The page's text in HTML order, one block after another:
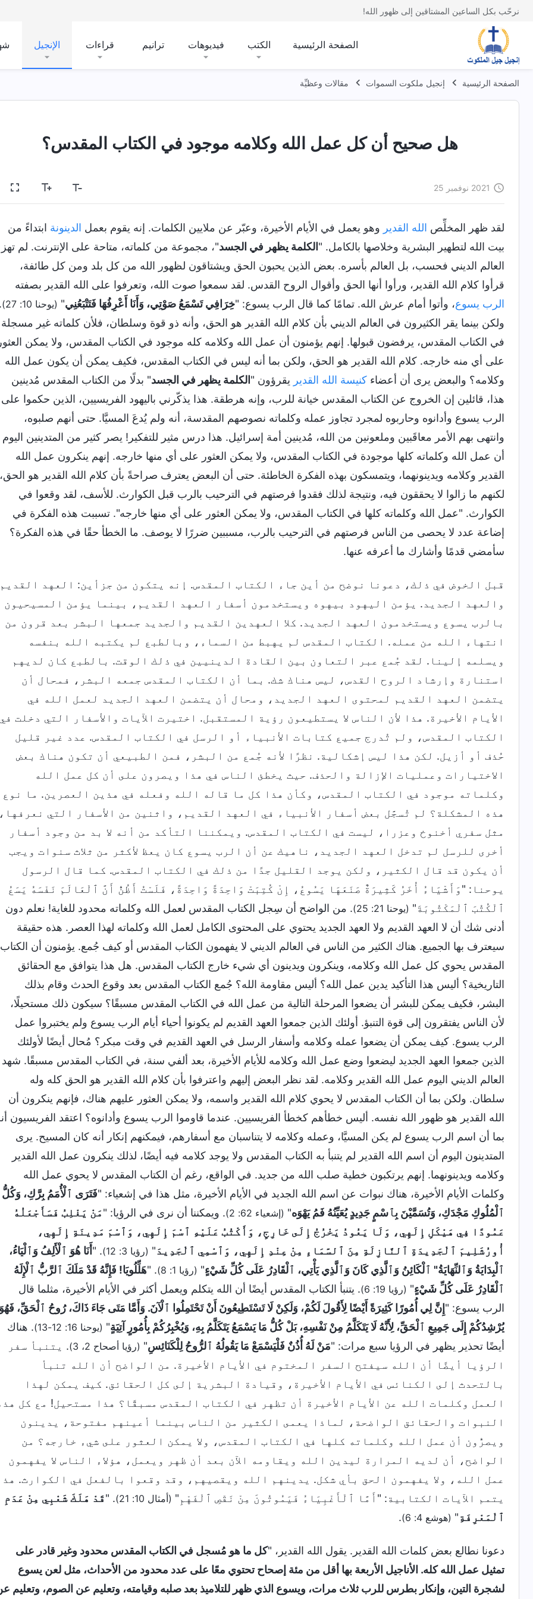
نرحّب بكل الساعين المشتاقين إلى ظهور الله!
الصفحة الرئيسية الكتب فيديوهات ترانيم قراءات الإنجيل
الصفحة الرئيسية إنجيل ملكوت السموات مقالات وعظيِّة
هل صحيح أن كل عمل الله وكلامه موجود في الكتاب المقدس؟
2021 نوفمبر 25
لقد ظهر المخلِّص الله القدير وهو يعمل في الأيام الأخيرة، وعبّر عن ملايين الكلمات. إنه يقوم بعمل الدينونة ابتداءً من
بيت الله لتطهير البشرية وخلاصها بالكامل. " الكلمة يظهر في الجسد"، مجموعة من كلماته، متاحة على الإنترنت. لم تهز
العالم الديني فحسب، بل العالم بأسره. بعض الذين يحبون الحق ويشتاقون لظهور الله من كل بلد ومن كل طائفة،
قرأوا كلام الله القدير، ورأوا أنها الحق وأقوال الروح القدس. لقد سمعوا صوت الله، وتعرفوا على الله القدير بصفته
الرب يسوع، وأتوا أمام عرش الله. تمامًا كما قال الرب يسوع: "خِرَافِي تَسْمَعُ صَوْتِي، وَأَنَا أَعْرِفُهَا فَتَتْبَعُنِي" (يوحنا 10: 27)
ولكن بينما يقر الكثيرون في العالم الديني بأن كلام الله القدير هو الحق، وأنه ذو قوة وسلطان، فلأن كلماته غير مسجلة
في الكتاب المقدس، يرفضون قبولها. إنهم يؤمنون أن عمل الله وكلامه كله موجود في الكتاب المقدس، ولا يمكن
على أي منه خارجه. كلام الله القدير هو الحق، ولكن بما أنه ليس في الكتاب المقدس، فكيف يمكن أن يكون عمل الله
وكلامه؟ والبعض يرى أن أعضاء كنيسة الله القدير يقرؤون " الكلمة يظهر في الجسد" بدلًا من الكتاب المقدس مُدينين
هذا، قائلين إن الخروج عن الكتاب المقدس خيانة للرب، وإنه هرطقة. هذا يذكّرني باليهود الفريسيين، الذين حكموا على
الرب يسوع وأدانوه وحاربوه لمجرد تجاوز عمله وكلماته نصوصهم المقدسة، أنه ولم يُدعَ المسيَّا. حتى أنهم صلبوه،
وانتهى بهم الأمر معاقَبين وملعونين من الله، مُدينين أمة إسرائيل. هذا درس مثير للتفكير! يصر كثير من المتدينين اليوم
أن عمل الله وكلماته كلها موجودة في الكتاب المقدس، ولا يمكن العثور على أي منها خارجه. إنهم ينكرون عمل الله
القدير وكلامه ويدينونهما، ويتمسكون بهذه الفكرة الخاطئة. حتى أن البعض يعترف صراحةً بأن كلام الله القدير هو الحق،
لكنهم ما زالوا لا يحققون فيه، ونتيجة لذلك فقدوا فرصتهم في الترحيب بالرب قبل الكوارث. للأسف، لقد وقعوا في
الكوارث. "عمل الله وكلماته كلها في الكتاب المقدس، ولا يمكن العثور على أي منها خارجه". تسببت هذه الفكرة في
إضاعة عدد لا يحصى من الناس فرصتهم في الترحيب بالرب، مسببين ضررًا لا يوصف. ما الخطأ حقًا في هذه الفكرة؟
سأمضي قدمًا وأشارك ما أعرفه عنها.
قبل الخوض في ذلك، دعونا نوضح من أين جاء الكتاب المقدس. إنه يتكون من جزأين: العهد القديم
والعهد الجديد. يؤمن اليهود بيهوه ويستخدمون أسفار العهد القديم، بينما يؤمن المسيحيون
بالرب يسوع ويستخدمون العهد الجديد. كلا العهدين القديم والجديد جمعها البشر بعد قرون من
انتهاء الله من عمله. الكتاب المقدس لم يهبط من السماء، وبالطبع لم يكتبه الله بنفسه
ويسلمه إلينا. لقد جُمع عبر التعاون بين القادة الدينيين في ذلك الوقت. بالطبع كان لديهم
استنارة وإرشاد الروح القدس، ليس هناك شك. بما أن الكتاب المقدس جمعه البشر، فمحال أن
يتضمن العهد القديم لمحتوى العهد الجديد، ومحال أن يتضمن العهد الجديد لعمل الله في
الأيام الأخيرة. هذا لأن الناس لا يستطيعون رؤية المستقبل. اختيرت الآيات والأسفار التي دخلت
الكتاب المقدس، ولم تُدرج جميع كتابات الأنبياء أو الرسل في الكتاب المقدس. عدد غير قليل
حُذف أو أزيل. لكن هذا ليس إشكالية. نظرًا لأنه جُمع من البشر، فمن الطبيعي أن تكون هناك بعض
الاختيارات وعمليات الإزالة والحذف. حيث يخطئ الناس في هذا ويصرون على أن كل عمل الله
وكلماته موجود في الكتاب المقدس، وكأن هذا كل ما قاله الله وفعله في هذين العصرين. ما نوع
هذه المشكلة؟ لم تُسجَّل بعض أسفار الأنبياء في العهد القديم، واثنين من الأسفار التي
مثل سفري أخنوخ وعزرا، ليست في الكتاب المقدس. ويمكننا التأكد من أنه لا بد من وجود أسفار
أخرى للرسل لم تدخل العهد الجديد، ناهيك عن أن الرب يسوع كان يعظ لأكثر من ثلاث سنوات ويجب
أن يكون قد قال الكثير، ولكن يوجد القليل جدًا من ذلك في الكتاب المقدس. كما قال الرسول
يوحنا: "وَأَشْيَاءُ أُخَرُ كَثِيرَةٌ صَنَعَهَا يَسُوعُ، إِنْ كُتِبَتْ وَاحِدَةً وَاحِدَةً، فَلَسْتُ أَظُنُّ أَنَّ ٱلْعَالَمَ نَفْسَهُ يَسَعُ
ٱلْكُتُبَ ٱلْمَكْتُوبَةَ" (يوحنا 21: 25)
. من الواضح أن سِجل الكتاب المقدس لعمل الله وكلماته محدود للغاية! نعلم دون
أدنى شك أن لا العهد القديم ولا العهد الجديد يحتوي على المحتوى الكامل لعمل الله وكلماته لهذا العصر. هذه حقيقة
سيعترف بها الجميع. هناك الكثير من الناس في العالم الديني لا يفهمون الكتاب المقدس أو كيف جُمع. يؤمنون أن الكتاب
المقدس يحوي كل عمل الله وكلامه، وينكرون ويدينون أي شيء خارج الكتاب المقدس. هل هذا يتوافق مع الحقائق
التاريخية؟ أليس هذا التأكيد يدين عمل الله؟ أليس مقاومة الله؟ جُمع الكتاب المقدس بعد وقوع الحدث وقام بذلك
البشر، فكيف يمكن للبشر أن يضعوا المرحلة التالية من عمل الله في الكتاب المقدس مسبقًا؟ سيكون ذلك مستحيلًا،
لأن الناس يفتقرون إلى قوة التنبؤ. أولئك الذين جمعوا العهد القديم لم يكونوا أحياء أيام الرب يسوع ولم يختبروا عمل
الرب يسوع. كيف يمكن أن يضعوا عمله وكلامه وأسفار الرسل في العهد القديم في وقت مبكر؟ مُحال أيضًا لأولئك
الذين جمعوا العهد الجديد ليضعوا وضع عمل الله وكلامه للأيام الأخيرة، بعد ألفي سنة، في الكتاب المقدس مسبقًا. شهد
العالم الديني اليوم عمل الله القدير وكلامه. لقد نظر البعض إليهم واعترفوا بأن كلام الله القدير هو الحق كله وله
سلطان. ولكن بما أن الكتاب المقدس لا يحوي كلام الله القدير واسمه، ولا يمكن العثور عليهم هناك، فإنهم ينكرون أن
الله القدير هو ظهور الله نفسه. أليس خطأهم كخطأ الفريسيين. عندما قاوموا الرب يسوع وأدانوه؟ اعتقد الفريسيون
بما أن اسم الرب يسوع لم يكن المسيَّا، وعمله وكلامه لا يتناسبان مع أسفارهم، فيمكنهم إنكار أنه كان المسيح. يرى
المتدينون اليوم أن اسم الله القدير لم يتنبأ به الكتاب المقدس ولا يوجد كلامه فيه أيضًا، لذلك ينكرون عمل الله القدير
وكلامه ويدينونهما. إنهم يرتكبون خطية صلب الله من جديد. في الواقع، رغم أن الكتاب المقدس لا يحوي عمل الله
وكلمات الأيام الأخيرة، هناك نبوات عن اسم الله الجديد في الأيام الأخيرة، مثل هذا في إشعياء: "فَتَرَى ٱلْأُمَمُ بِرَّكِ، وَكُلُّ
ٱلْمُلُوكِ مَجْدَكِ، وَتُسَمَّيْنَ بِٱسْمٍ جَدِيدٍ يُعَيِّنُهُ فَمُ يَهْوَه" (إشعياء 62: 2) . ويمكننا أن نرى في الرؤيا: "مَنْ يَغْلِبُ فَسَأَجْعَلُهُ
عَمُودًا فِي هَيْكَلِ إِلَهِي، وَلَا يَعُودُ يَخْرُجُ إِلَى خَارِجٍ، وَأَكْتُبُ عَلَيْهِ ٱسْمَ إِلَهِي، وَٱسْمَ مَدِينَةِ إِلَهِي،
أُورُشَلِيمَ ٱلْجَدِيدَةِ ٱلنَّازِلَةِ مِنَ ٱلسَّمَاءِ مِنْ عِنْدِ إِلَهِي، وَٱسْمِي ٱلْجَدِيدَ" (رؤيا 3: 12) . "أَنَا هُوَ ٱلْأَلِفُ وَٱلْيَاءُ،
ٱلْبِدَايَةُ وَٱلنِّهَايَةُ" ٱلْكَائِنُ وَٱلَّذِي كَانَ وَٱلَّذِي يَأْتِي، ٱلْقَادِرُ عَلَى كُلِّ شَيْءٍ" (رؤيا 1: 8) . "هَلِّلُويَا! فَإِنَّهُ قَدْ مَلَكَ ٱلرَّبُّ ٱلْإِلَهُ
ٱلْقَادِرُ عَلَى كُلِّ شَيْءٍ" (رؤيا 19: 6)
. يتنبأ الكتاب المقدس أيضًا أن الله يتكلم ويعمل أكثر في الأيام الأخيرة، مثلما قال
الرب يسوع: " إِنَّ لِي أُمُورًا كَثِيرَةً أَيْضًا لِأَقُولَ لَكُمْ، وَلَكِنْ لَا تَسْتَطِيعُونَ أَنْ تَحْتَمِلُوا ٱلْآنَ. وَأَمَّا مَتَى جَاءَ ذَاكَ، رُوحُ ٱلْحَقِّ،
يُرْشِدُكُمْ إِلَى جَمِيعِ ٱلْحَقِّ، لِأَنَّهُ لَا يَتَكَلَّمُ مِنْ نَفْسِهِ، بَلْ كُلُّ مَا يَسْمَعُ يَتَكَلَّمُ بِهِ، وَيُخْبِرُكُمْ بِأُمُورٍ آتِيَةٍ" (يوحنا 16: 12-13)
. هناك
أيضًا تحذير يظهر في الرؤيا سبع مرات: "مَنْ لَهُ أُذُنٌ فَلْيَسْمَعْ مَا يَقُولُهُ ٱلرُّوحُ لِلْكَنَائِسِ" (رؤيا أصحاح 2، 3)
. يتنبأ سفر
الرؤيا أيضًا أن الله سيفتح السفر المختوم في الأيام الأخيرة. من الواضح أن الله تنبأ
بالتحدث إلى الكنائس في الأيام الأخيرة، وقيادة البشرية إلى كل الحقائق. كيف يمكن لهذا
العمل وكلمات الله عن الأيام الأخيرة أن تظهر في الكتاب المقدس مسبقًا؟ هذا مستحيل! مع كل
النبوات والحقائق الواضحة، لماذا يعمى الكثير من الناس بينما أعينهم مفتوحة، يدينون
ويصرُّون أن عمل الله وكلماته كلها في الكتاب المقدس، ولا يمكن العثور على شيء خارجه؟ من
الواضح، أن لديه المرارة ليدين الله ويقاومه الآن بعد أن ظهر ويعمل، هؤلاء الناس لا يفهمون
عمل الله، ولا يفهمون الحق بأي شكل. يدينهم الله ويقصيهم، وقد وقعوا بالفعل في الكوارث.
يتمم الآيات الكتابية: "أَمَّا ٱلْأَغْبِيَاءُ فَيَمُوتُونَ مِنْ نَقْصِ ٱلْفَهْمِ" (أمثال 10: 21) . "قَدْ هَلَكَ شَعْبِي مِنْ عَدَمِ
ٱلْمَعْرِفَةِ" (هوشع 4: 6) .
دعونا نطالع بعض كلمات الله القدير. يقول الله القدير، "كل ما هو مُسجل في الكتاب المقدس محدود وغير قادر على
تمثيل عمل الله كله. الأناجيل الأربعة بها أقل من مئة إصحاح تحتوي معًا على عدد محدود من الأحداث، مثل لعن يسوع
لشجرة التين، وإنكار بطرس للرب ثلاث مرات، ويسوع الذي ظهر للتلاميذ بعد صلبه وقيامته، وتعليم عن الصوم، وتعليم